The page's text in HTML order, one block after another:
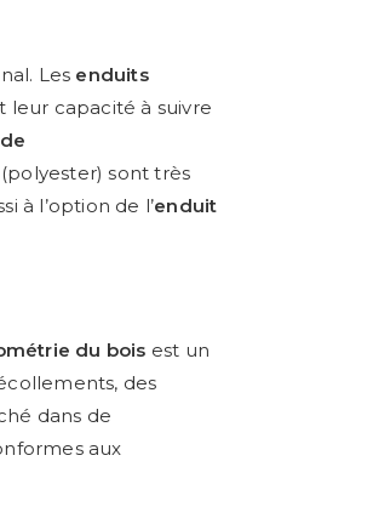
Les enduits
capacité à suivre
(polyester) sont très
à l’option de l’enduit
du bois est un
des
dans de
aux